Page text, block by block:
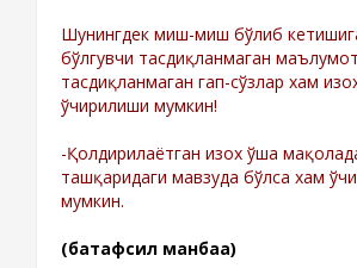
Шунингдек миш-миш бўлиб
бўлгувчи тасдиқланмаган
тасдиқланмаган гап-сўзлар хам
ўчирилиши мумкин!
-Қолдирилаётган изох ўша
ташқаридаги мавзуда бўлса хам
мумкин.
(батафсил манбаа)